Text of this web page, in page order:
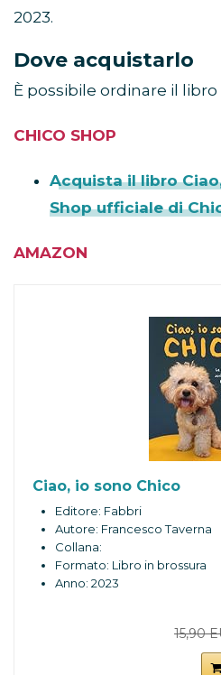
2023.
Dove acquistarlo
È possibile ordinare il
CHICO SHOP
Acquista il libro
Shop ufficiale di
AMAZON
Ciao, io sono Chico
Editore: Fabbri
Autore: Francesco Taverna
Collana:
Formato: Libro in brossura
Anno: 2023
15,90